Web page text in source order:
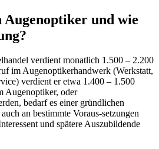
Augenoptiker und wie
verdient monatlich 1.500 – 2.200
im Augenoptikerhandwerk (Werkstatt,
verdient er etwa 1.400 – 1.500
Augenoptiker, oder
bedarf es einer gründlichen
an bestimmte Voraus-setzungen
und spätere Auszubildende